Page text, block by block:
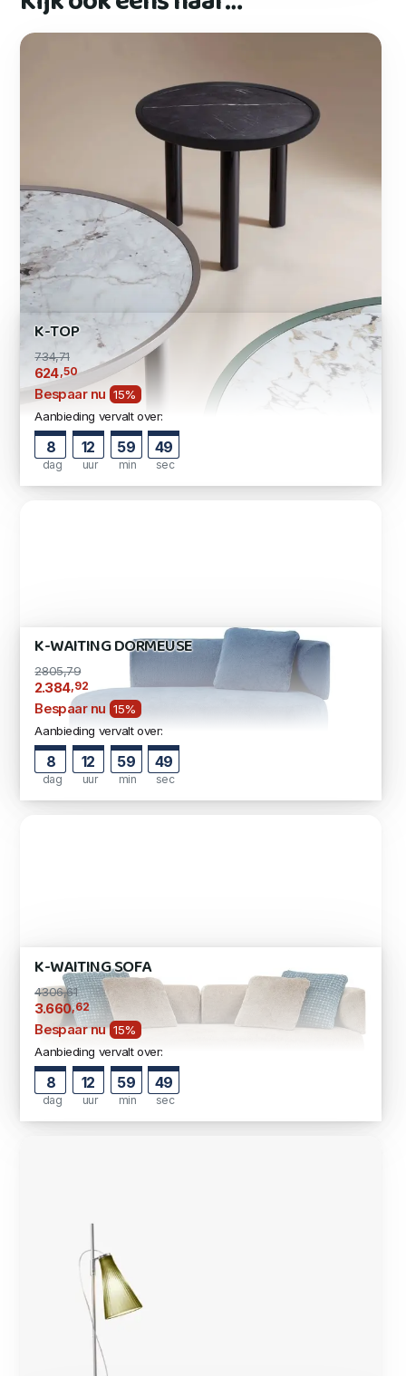
K-TOP
734,71
624,50
Bespaar nu 15%
Aanbieding vervalt over:
8
dag
12
uur
59
min
48
sec
K-WAITING DORMEUSE
2805,79
2.384,92
Bespaar nu 15%
Aanbieding vervalt over:
8
dag
12
uur
59
min
48
sec
K-WAITING SOFA
4306,61
3.660,62
Bespaar nu 15%
Aanbieding vervalt over:
8
dag
12
uur
59
min
48
sec